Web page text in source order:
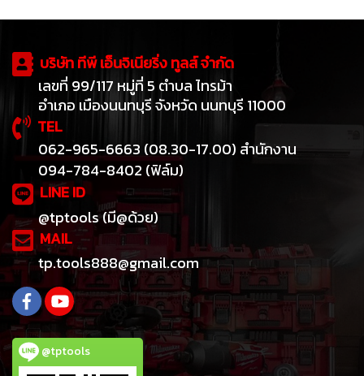
บริษัท ทีพี เอ็นจิเนียริ่ง ทูลส์ จำกัด
เลขที่ 99/117 หมู่ที่ 5 ตำบล ไทรม้า
อำเภอ เมืองนนทบุรี จังหวัด นนทบุรี 11000
TEL
062-965-6663 (08.30-17.00) สำนักงาน
094-784-8402 (ฟิล์ม)
LINE ID
@tptools (มี@ด้วย)
MAIL
tp.tools888@gmail.com
@tptools